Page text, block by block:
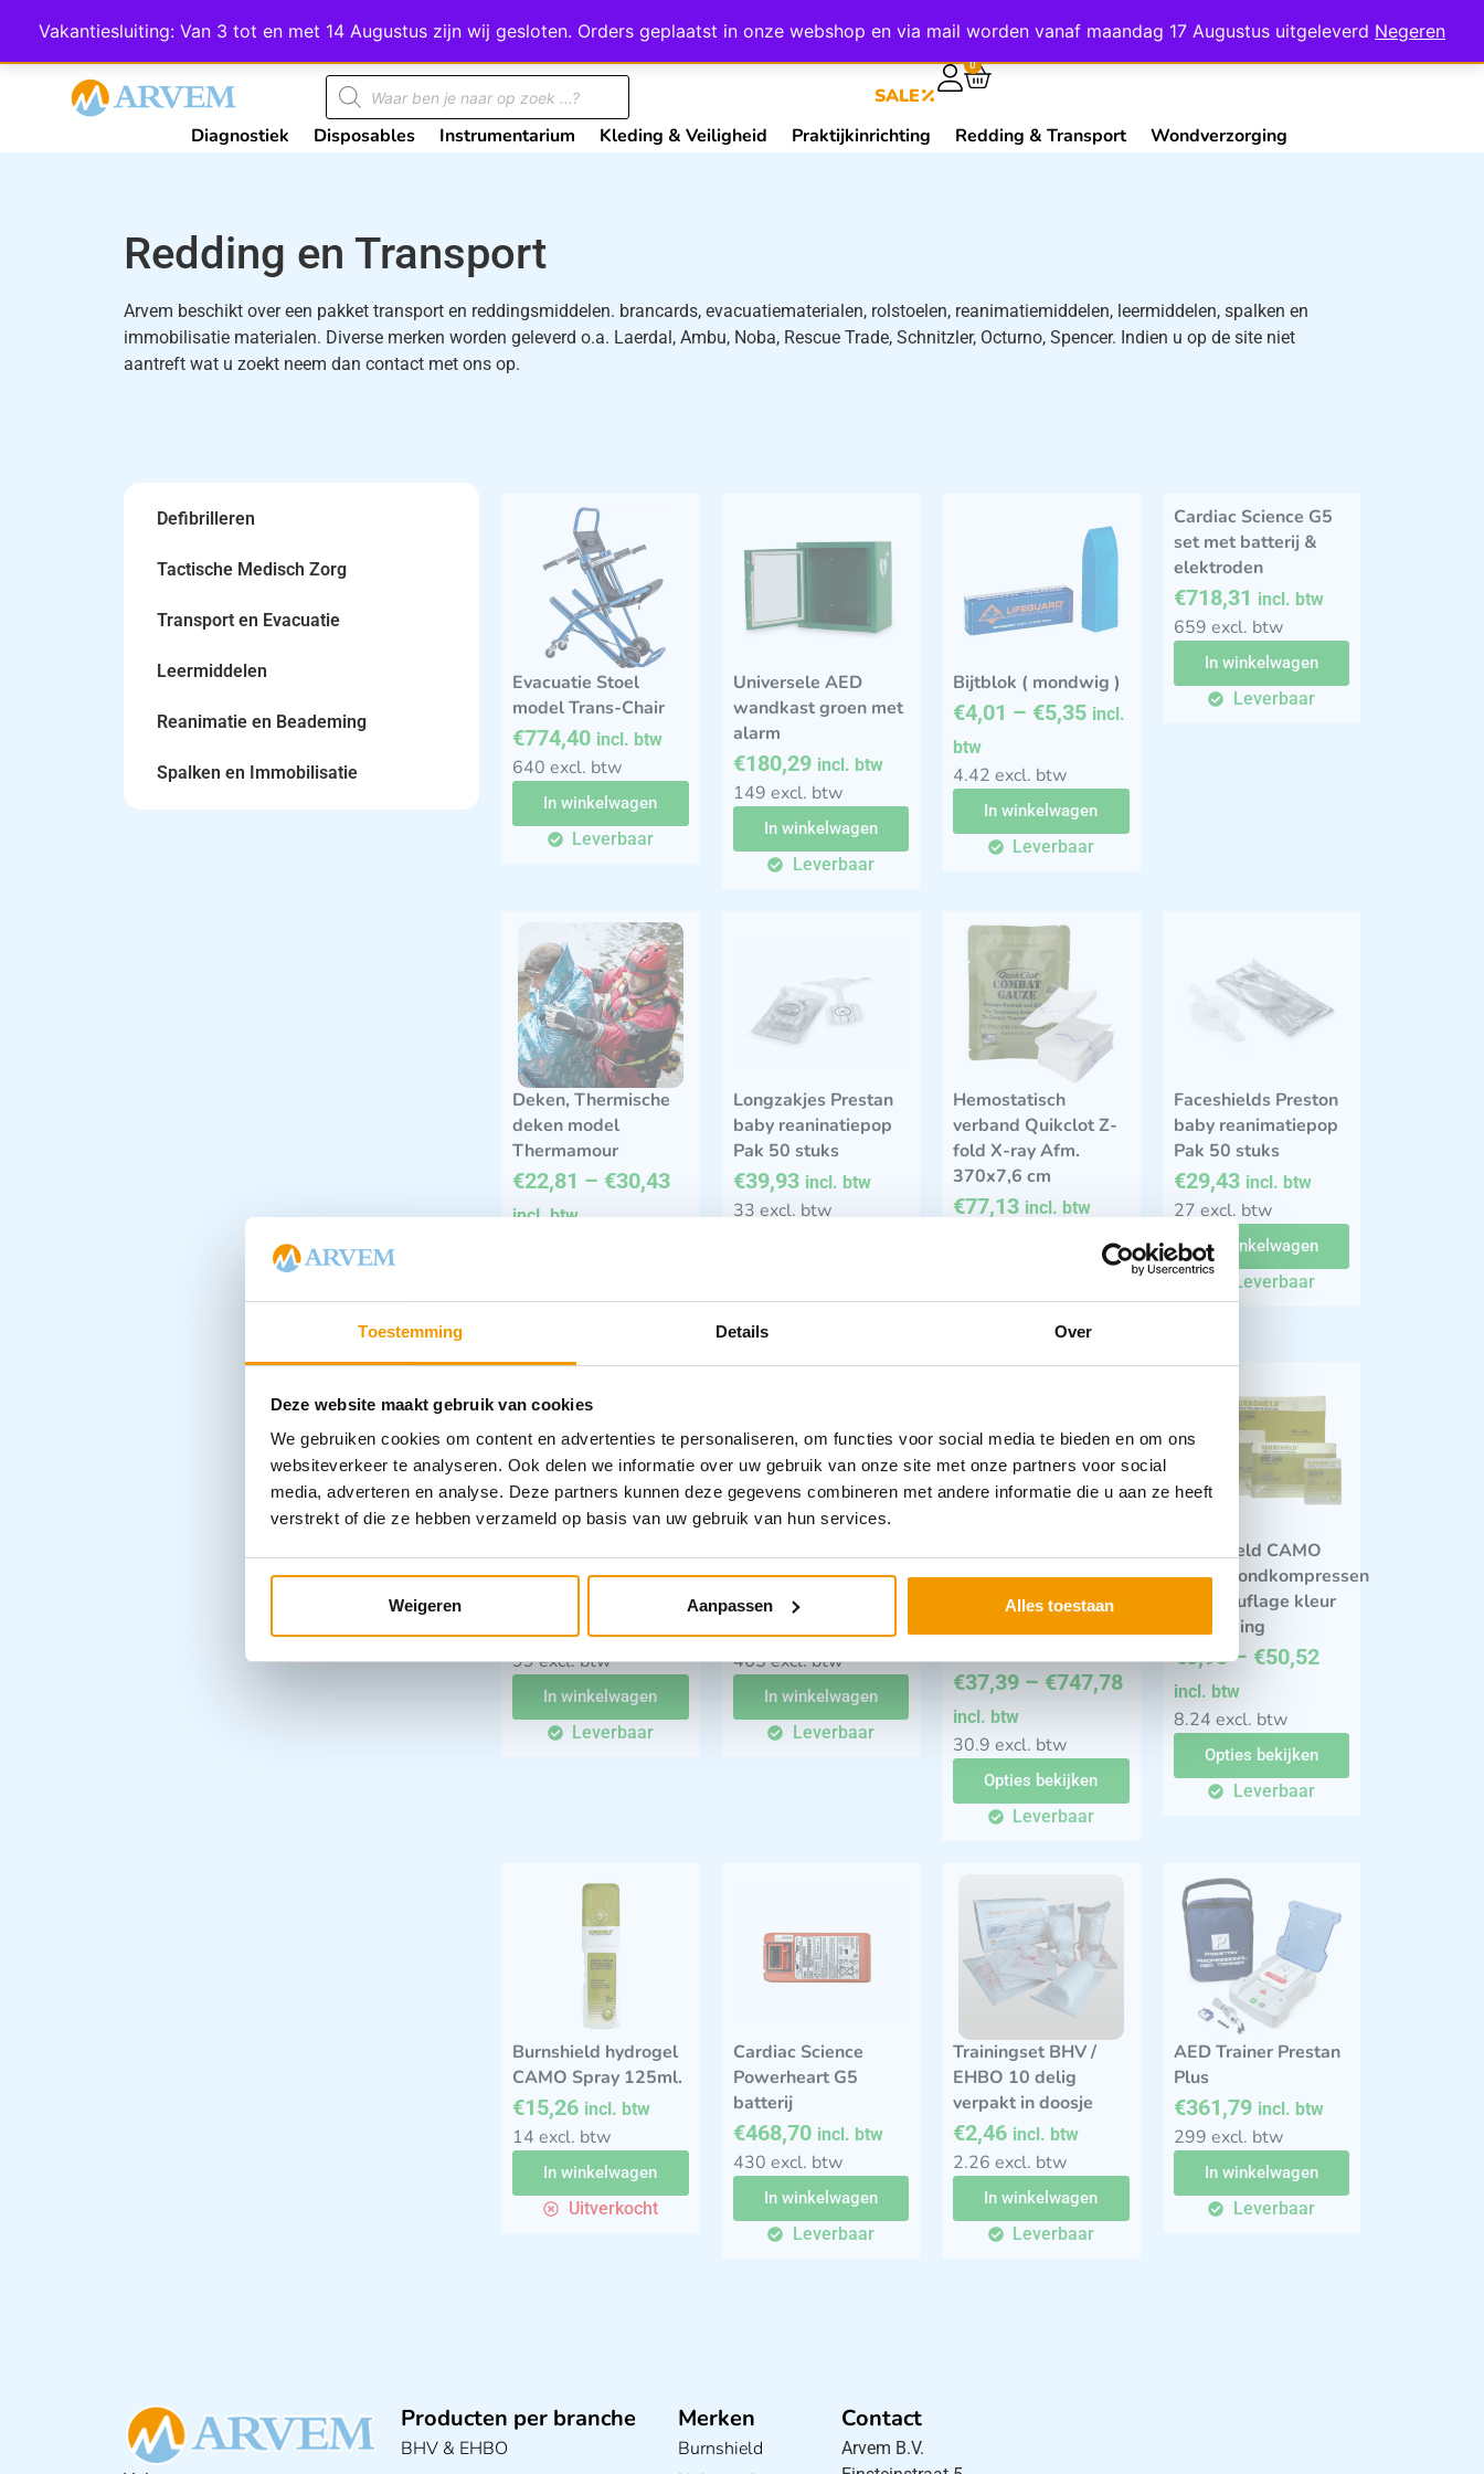
Toestemming Details Over
Deze website maakt gebruik van cookies
We gebruiken cookies om content en advertenties te personaliseren, om functies voor social media te bieden en om ons
websiteverkeer te analyseren. Ook delen we informatie over uw gebruik van onze site met onze partners voor social
media, adverteren en analyse. Deze partners kunnen deze gegevens combineren met andere informatie die u aan ze heeft
verstrekt of die ze hebben verzameld op basis van uw gebruik van hun services.
Weigeren Aanpassen Alles toestaan
Vakantiesluiting: Van 3 tot en met 14 Augustus zijn wij gesloten. Orders geplaatst in onze webshop en via mail worden vanaf maandag 17 Augustus uitgeleverd Negeren
Wij scoren een 4,8 op Google Mijn Account Contact
SALE
0
Diagnostiek Disposables Instrumentarium Kleding & Veiligheid Praktijkinrichting Redding & Transport Wondverzorging
Redding en Transport
Arvem beschikt over een pakket transport en reddingsmiddelen. brancards, evacuatiematerialen, rolstoelen, reanimatiemiddelen, leermiddelen, spalken en
immobilisatie materialen. Diverse merken worden geleverd o.a. Laerdal, Ambu, Noba, Rescue Trade, Schnitzler, Octurno, Spencer. Indien u op de site niet
aantreft wat u zoekt neem dan contact met ons op.
Defibrilleren
Tactische Medisch Zorg
Transport en Evacuatie
Leermiddelen
Reanimatie en Beademing
Spalken en Immobilisatie
Evacuatie Stoel
model Trans-Chair
€774,40 incl. btw
640 excl. btw
In winkelwagen
Leverbaar
Universele AED
wandkast groen met
alarm
€180,29 incl. btw
149 excl. btw
In winkelwagen
Leverbaar
Bijtblok ( mondwig )
€4,01 – €5,35 incl.
btw
4.42 excl. btw
In winkelwagen
Leverbaar
Cardiac Science G5
set met batterij &
elektroden
€718,31 incl. btw
659 excl. btw
In winkelwagen
Leverbaar
Deken, Thermische
deken model
Thermamour
€22,81 – €30,43
incl. btw
Longzakjes Prestan
baby reaninatiepop
Pak 50 stuks
€39,93 incl. btw
33 excl. btw
Hemostatisch
verband Quikclot Z-
fold X-ray Afm.
370x7,6 cm
€77,13 incl. btw
Leverbaar
Faceshields Preston
baby reanimatiepop
Pak 50 stuks
€29,43 incl. btw
27 excl. btw
In winkelwagen
Leverbaar
Trainingselektroden
€119,79 incl. btw
99 excl. btw
In winkelwagen
Leverbaar
wandhouder / lader
12Volt
€562,65 incl. btw
465 excl. btw
In winkelwagen
Leverbaar
Brandwondkompres
CAMO -S- in
€37,39 – €747,78
incl. btw
30.9 excl. btw
Opties bekijken
Leverbaar
Burnshield CAMO
brandwondkompressen
in camouflage kleur
verpakking
€8,98 – €50,52
incl. btw
8.24 excl. btw
Opties bekijken
Leverbaar
Burnshield hydrogel
CAMO Spray 125ml.
€15,26 incl. btw
14 excl. btw
In winkelwagen
Uitverkocht
Cardiac Science
Powerheart G5
batterij
€468,70 incl. btw
430 excl. btw
In winkelwagen
Leverbaar
Trainingset BHV /
EHBO 10 delig
verpakt in doosje
€2,46 incl. btw
2.26 excl. btw
In winkelwagen
Leverbaar
AED Trainer Prestan
Plus
€361,79 incl. btw
299 excl. btw
In winkelwagen
Leverbaar
In winkelwagen